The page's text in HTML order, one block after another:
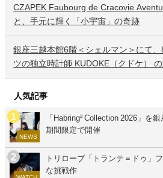
CZAPEK Faubourg de Cracovie
と、手元に輝く「小宇宙」の奇跡
銀座三越本館6階＜シェルマン＞にて
ツの独立時計師 KUDOKE（クドケ）
人気記事
NEWS
「Habring² Collection 2026」を
期間限定で開催
WATCH
トリローブ「トランテ＝ドゥ」
な挑戦作